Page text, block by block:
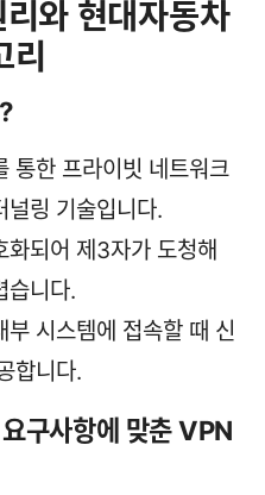
와 현대자동차
통한 프라이빗 네트워크
널링 기술입니다.
화되어 제3자가 도청해
습니다.
시스템에 접속할 때 신
합니다.
구사항에 맞춘 VPN